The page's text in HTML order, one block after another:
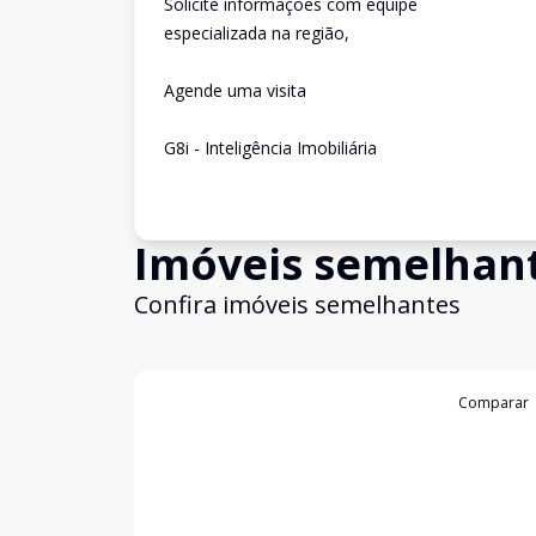
especializada na região,
Agende uma visita
G8i - Inteligência Imobiliária
Imóveis
Confira imóveis semelhantes
Comparar